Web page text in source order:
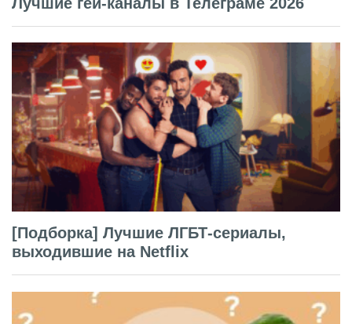
[Подборка] Лучшие ЛГБТ-сериалы,
выходившие на Netflix